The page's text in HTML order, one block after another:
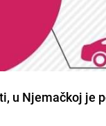
u Njemačkoj je